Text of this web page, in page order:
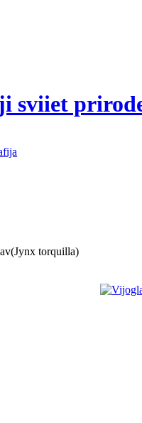
sviiet
torquilla)